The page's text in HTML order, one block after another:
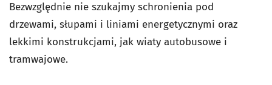
Bezwzględnie nie szukajmy schronienia pod
drzewami, słupami i liniami energetycznymi oraz
lekkimi konstrukcjami, jak wiaty autobusowe i
tramwajowe.